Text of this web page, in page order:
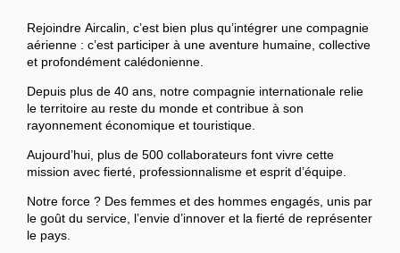
Rejoindre Aircalin, c’est bien plus qu’intégrer une compagnie
aérienne : c’est participer à une aventure humaine, collective
et profondément calédonienne.
Depuis plus de 40 ans, notre compagnie internationale relie
le territoire au reste du monde et contribue à son
rayonnement économique et touristique.
Aujourd’hui, plus de 500 collaborateurs font vivre cette
mission avec fierté, professionnalisme et esprit d’équipe.
Notre force ? Des femmes et des hommes engagés, unis par
le goût du service, l’envie d’innover et la fierté de représenter
le pays.